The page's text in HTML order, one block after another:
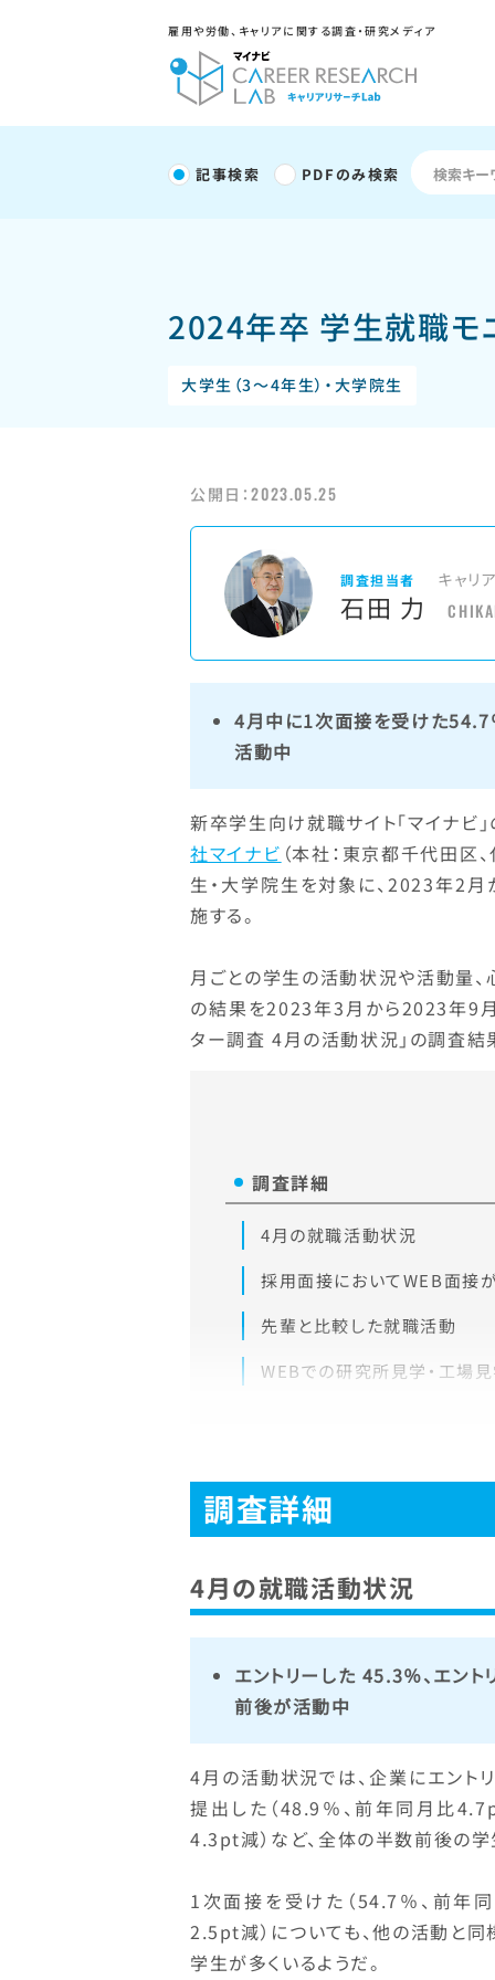
雇用や労働、キャリアに関する調査・研究メディア
記事検索 PDFのみ検索
2024年卒 学生就職モ
大学生（3～4年生）・大学院生
公開日：2023.05.25
調査担当者 キャリ
石田 力
4月中に1次面接を受けた54.7
活動中
新卒学生向け就職サイト「マイナビ
社マイナビ （本社：東京都千代田
生・大学院生を対象に、2023年2
施する。
月ごとの学生の活動状況や活動量
の結果を2023年3月から2023年9
ター調査 4月の活動状況」の調査結
調査詳細
4月の就職活動状況
採用面接においてWEB面接
先輩と比較した就職活動
WEBでの研究所見学・工場
調査詳細
4月の就職活動状況
エントリーした 45.3％、エン
前後が活動中
4月の活動状況では、企業にエント
提出した（48.9％、前年同月比
4.3pt減）など、全体の半数前後の
1次面接を受けた（54.7％、前年
2.5pt減）についても、他の活動と
学生が多くいるようだ。